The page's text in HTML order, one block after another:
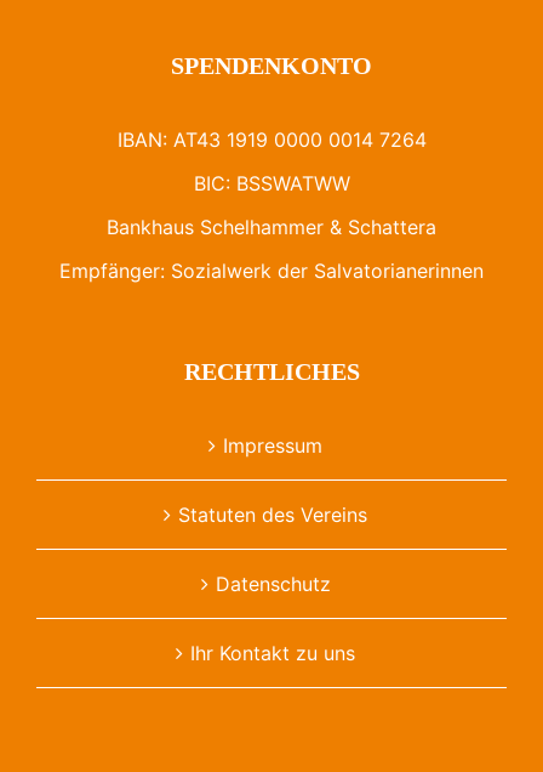
SPENDENKONTO
IBAN: AT43 1919 0000 0014 7264
BIC: BSSWATWW
Bankhaus Schelhammer & Schattera
Empfänger: Sozialwerk der Salvatorianerinnen
RECHTLICHES
Impressum
Statuten des Vereins
Datenschutz
Ihr Kontakt zu uns